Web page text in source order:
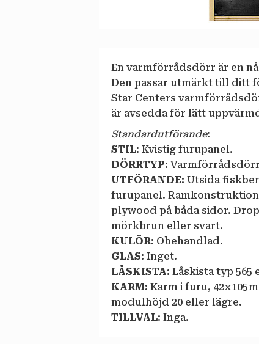
En varmförrådsdörr är en
Den passar utmärkt till ditt
Star Centers
är avsedda för lätt
Standardutförande:
STIL: Kvistig furupanel.
DÖRRTYP:
UTFÖRANDE: Utsida
furupanel.
plywood på båda sidor.
mörkbrun eller svart.
KULÖR: Obehandlad.
GLAS: Inget.
LÅSKISTA: Låskista typ
KARM: Karm i furu, 42 x 105
modulhöjd 20 eller lägre.
TILLVAL: Inga.